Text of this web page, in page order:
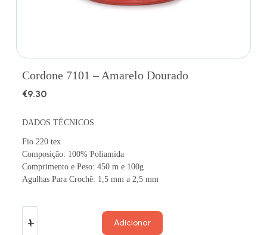
Cordone 7101 – Amarelo Dourado
€9.30
DADOS TÉCNICOS
Fio 220 tex
Composição: 100% Poliamida
Comprimento e Peso: 450 m e 100g
Agulhas Para Crochê: 1,5 mm a 2,5 mm
Adicionar